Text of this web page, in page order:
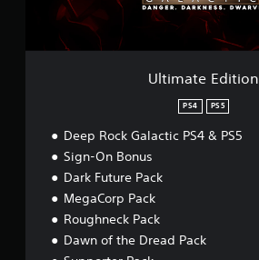
i
Ultimate Edition
PS4 PS5
Deep Rock Galactic PS4 & PS5
Sign-On Bonus
Dark Future Pack
MegaCorp Pack
Roughneck Pack
Dawn of the Dread Pack